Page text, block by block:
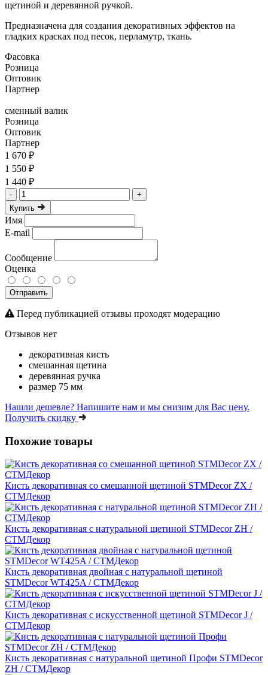
щетиной и деревянной ручкой.
Предназначена для создания декоративных эффектов на
гладких красках под песок, перламутр, ткань.
Фасовка
Розница
Оптовик
Партнер
сменный валик
Розница
Оптовик
Партнер
1 670 ₽
1 550 ₽
1 440 ₽
-
+
Купить
Имя
E-mail
Сообщение
Оценка
Отправить
Перед публикацией отзывы проходят модерацию
Отзывов нет
декоративная кисть
смешанная щетина
деревянная ручка
размер 75 мм
Нашли дешевле? Напишите нам и мы снизим для Вас цену.
Получить скидку
Похожие товары
Кисть декоративная со смешанной щетиной STMDecor ZX /
СТМДекор
Кисть декоративная с натуральной щетиной STMDecor ZH /
СТМДекор
Кисть декоративная двойная с натуральной щетиной
STMDecor WT425A / СТМДекор
Кисть декоративная с искусственной щетиной STMDecor J /
СТМДекор
Кисть декоративная с натуральной щетиной Профи STMDecor
ZH / СТМДекор